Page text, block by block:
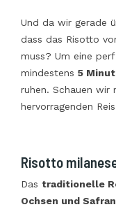
Und da wir gerade
dass das Risotto
muss? Um eine
mindestens 5
ruhen. Schauen
hervorragenden
Risotto
Das traditionelle
Ochsen und